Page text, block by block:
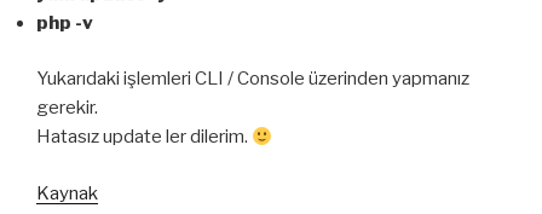
php -v
Yukarıdaki işlemleri CLI / Console üzerinden yapmanız
gerekir.
Hatasız update ler dilerim.
Kaynak